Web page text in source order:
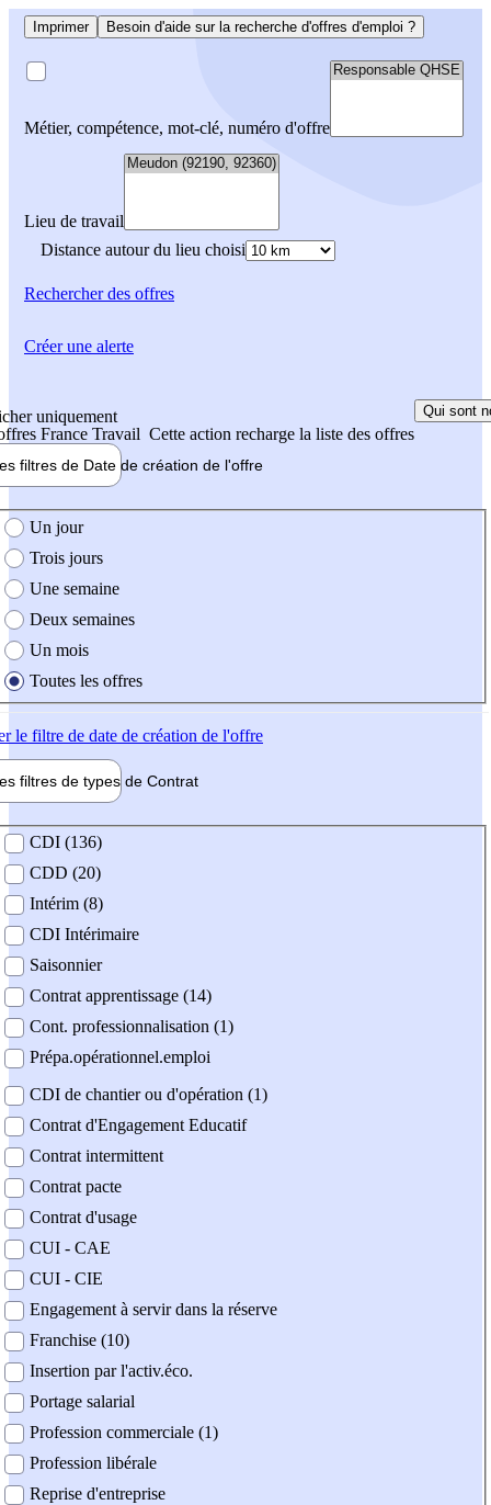
Imprimer Besoin d'aide sur la recherche d'offres d'emploi ?
Métier, compétence, mot-clé, numéro d'offre
Lieu de travail
Distance autour du lieu choisi
Rechercherdes offres
uniquement
France Travail Cette action recharge la liste des offres
Qui sont
filtres de Date de création de l'offre
création de l'offre
Un jour
Trois jours
Une semaine
Deux semaines
Un mois
Toutes les offres
le filtre de date de création de l'offre
filtres de types de Contrat
contrat
CDI (136)
CDD (20)
Intérim (8)
CDI Intérimaire
Saisonnier
Contrat apprentissage (14)
Cont. professionnalisation (1)
Prépa.opérationnel.emploi
CDI de chantier ou d'opération (1)
Contrat d'Engagement Educatif
Contrat intermittent
Contrat pacte
Contrat d'usage
CUI - CAE
CUI - CIE
Engagement à servir dans la réserve
Franchise (10)
Insertion par l'activ.éco.
Portage salarial
Profession commerciale (1)
Profession libérale
Reprise d'entreprise
Créer une alerte